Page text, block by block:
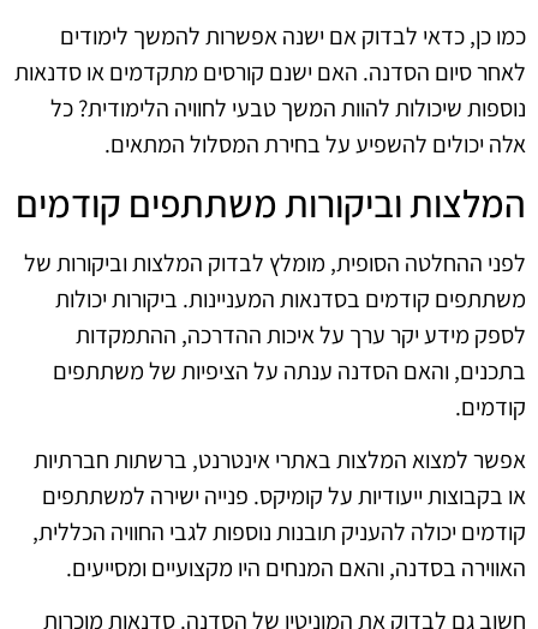
כמו כן, כדאי לבדוק אם ישנה אפשרות להמשך לימודים
לאחר סיום הסדנה. האם ישנם קורסים מתקדמים או סדנאות
נוספות שיכולות להוות המשך טבעי לחוויה הלימודית? כל
אלה יכולים להשפיע על בחירת המסלול המתאים.
המלצות וביקורות משתתפים קודמים
לפני ההחלטה הסופית, מומלץ לבדוק המלצות וביקורות של
משתתפים קודמים בסדנאות המעניינות. ביקורות יכולות
לספק מידע יקר ערך על איכות ההדרכה, ההתמקדות
בתכנים, והאם הסדנה ענתה על הציפיות של משתתפים
קודמים.
אפשר למצוא המלצות באתרי אינטרנט, ברשתות חברתיות
או בקבוצות ייעודיות על קומיקס. פנייה ישירה למשתתפים
קודמים יכולה להעניק תובנות נוספות לגבי החוויה הכללית,
האווירה בסדנה, והאם המנחים היו מקצועיים ומסייעים.
חשוב גם לבדוק את המוניטין של הסדנה. סדנאות מוכרות